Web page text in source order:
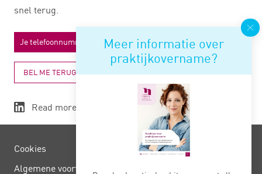
Meer informatie over
praktijkovername?
snel terug.
BEL ME TERUG
Read more
Cookies
Algemene voorwaarden